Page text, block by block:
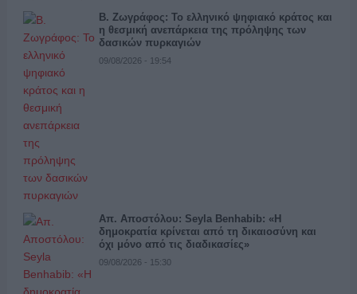
Β. Ζωγράφος: Το ελληνικό ψηφιακό κράτος και
η θεσμική ανεπάρκεια της πρόληψης των
δασικών πυρκαγιών
09/08/2026 - 19:54
Απ. Αποστόλου: Seyla Benhabib: «Η
δημοκρατία κρίνεται από τη δικαιοσύνη και
όχι μόνο από τις διαδικασίες»
09/08/2026 - 15:30